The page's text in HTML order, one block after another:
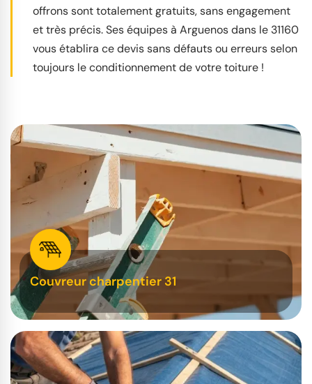
offrons sont totalement gratuits, sans engagement
et très précis. Ses équipes à Arguenos dans le 31160
vous établira ce devis sans défauts ou erreurs selon
toujours le conditionnement de votre toiture !
Couvreur charpentier 31